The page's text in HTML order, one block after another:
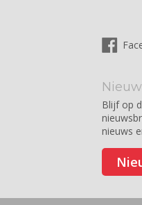
Blijf op
nieuws